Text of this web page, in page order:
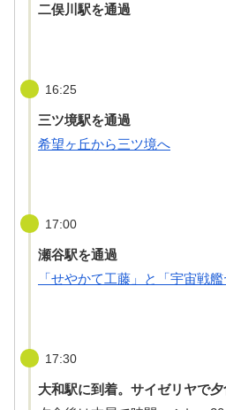
二俣川駅を通過
16:25
三ツ境駅を通過
希望ヶ丘から三ツ境へ
17:00
瀬谷駅を通過
「せやかて工藤」と「宇宙戦艦
17:30
大和駅に到着。サイゼリヤで夕